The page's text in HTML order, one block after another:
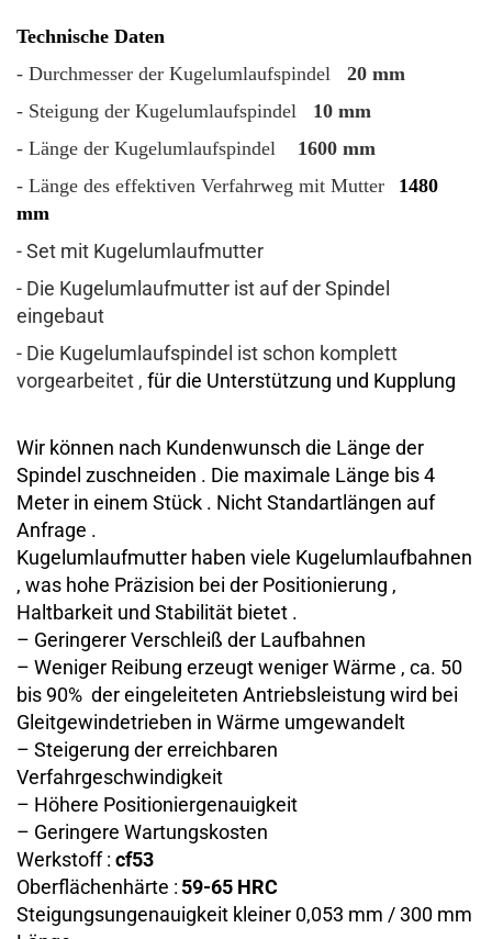
Technische Daten
- Durchmesser der Kugelumlaufspindel 20 mm
- Steigung der Kugelumlaufspindel 10 mm
- Länge der Kugelumlaufspindel
1600 mm
- Länge des effektiven Verfahrweg mit Mutter
1480
mm
- Set mit Kugelumlaufmutter
- Die Kugelumlaufmutter ist auf der Spindel
eingebaut
- Die Kugelumlaufspindel ist schon komplett
vorgearbeitet , für die Unterstützung und Kupplung
Wir können nach Kundenwunsch die Länge der
Spindel zuschneiden . Die maximale Länge bis 4
Meter in einem Stück . Nicht Standartlängen auf
Anfrage .
Kugelumlaufmutter haben viele Kugelumlaufbahnen
, was hohe Präzision bei der Positionierung ,
Haltbarkeit und Stabilität bietet .
– Geringerer Verschleiß der Laufbahnen
– Weniger Reibung erzeugt weniger Wärme , ca. 50
bis 90% der eingeleiteten Antriebsleistung wird bei
Gleitgewindetrieben in Wärme umgewandelt
– Steigerung der erreichbaren
Verfahrgeschwindigkeit
– Höhere Positioniergenauigkeit
– Geringere Wartungskosten
Werkstoff : cf53
Oberflächenhärte : 59-65 HRC
Steigungsungenauigkeit kleiner 0,053 mm / 300 mm